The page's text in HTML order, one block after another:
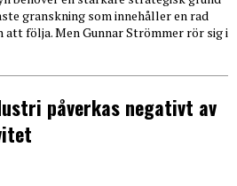
granskning som innehåller en rad
följa. Men Gunnar Strömmer rör sig i
påverkas negativt av